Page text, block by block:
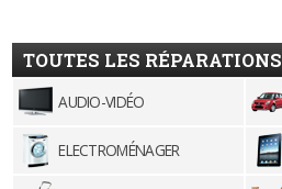
TOUTES LES RÉPARATIONS
AUDIO-VIDÉO
ELECTROMÉNAGER